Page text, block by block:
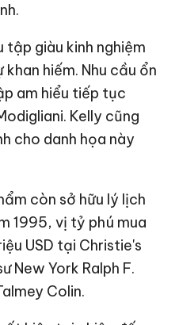
tập giàu kinh nghiệm
hiếm. Nhu cầu ổn
am hiểu tiếp tục
Kelly cũng
cho danh họa này
còn sở hữu lý lịch
1995, vị tỷ phú mua
USD tại Christie's
New York Ralph F.
Colin.